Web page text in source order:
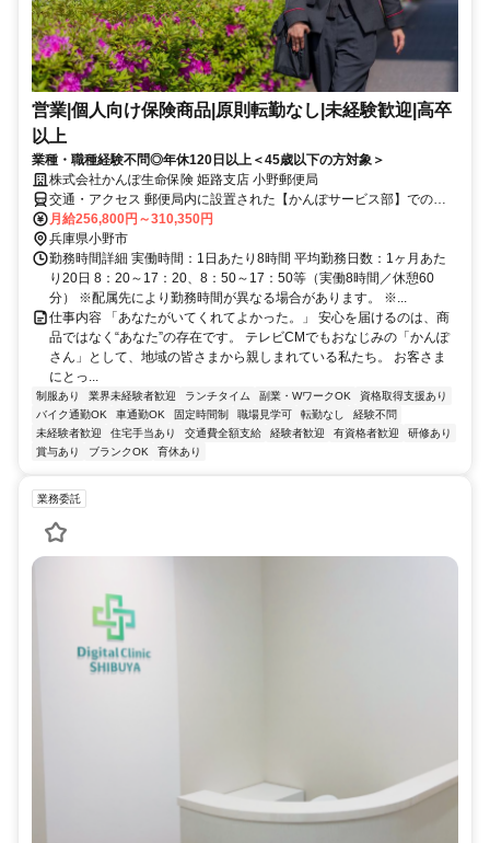
営業|個人向け保険商品|原則転勤なし|未経験歓迎|高卒
以上
業種・職種経験不問◎年休120日以上＜45歳以下の方対象＞
株式会社かんぽ生命保険 姫路支店 小野郵便局
交通・アクセス 郵便局内に設置された【かんぽサービス部】での勤
務となります
月給256,800円～310,350円
兵庫県小野市
勤務時間詳細 実働時間：1日あたり8時間 平均勤務日数：1ヶ月あた
り20日 8：20～17：20、8：50～17：50等（実働8時間／休憩60
分） ※配属先により勤務時間が異なる場合があります。 ※...
仕事内容 「あなたがいてくれてよかった。」 安心を届けるのは、商
品ではなく“あなた”の存在です。 テレビCMでもおなじみの「かんぽ
さん」として、地域の皆さまから親しまれている私たち。 お客さま
にとっ...
制服あり 業界未経験者歓迎 ランチタイム 副業・WワークOK
資格取得支援あり
バイク通勤OK
車通勤OK 固定時間制 職場見学可 転勤なし
経験不問
未経験者歓迎
住宅手当あり 交通費全額支給 経験者歓迎 有資格者歓迎
研修あり
賞与あり
ブランクOK 育休あり
業務委託